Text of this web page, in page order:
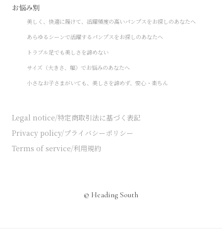
お悩み別
美しく、快適に履けて、活躍頻度の高いパンプスをお探しのあなたへ
あらゆるシーンで活躍するパンプスをお探しのあなたへ
トラブル足でも美しさを諦めない
サイズ（大きさ、幅）でお悩みのあなたへ
小さなお子さまがいても、美しさを諦めず、安心・楽ちん
Legal notice/特定商取引法に基づく表記
Privacy policy/プライバシーポリシー
Terms of service/利用規約
© Heading South